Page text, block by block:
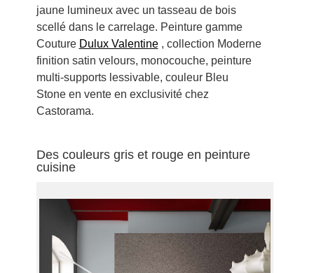
jaune lumineux avec un tasseau de bois
scellé dans le carrelage. Peinture gamme
Couture Dulux Valentine, collection Moderne
finition satin velours, monocouche, peinture
multi-supports lessivable, couleur Bleu
Stone en vente en exclusivité chez
Castorama.
Des couleurs gris et rouge en peinture
cuisine